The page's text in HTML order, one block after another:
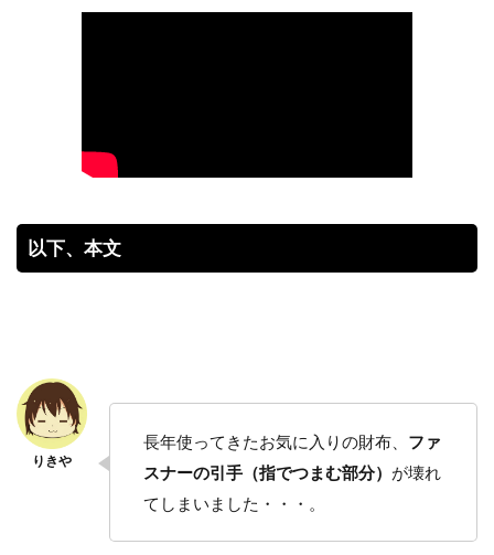
以下、本文
長年使ってきたお気に入りの財布、 ファ
スナーの引手（指でつまむ部分） が壊れ
てしまいました・・・。